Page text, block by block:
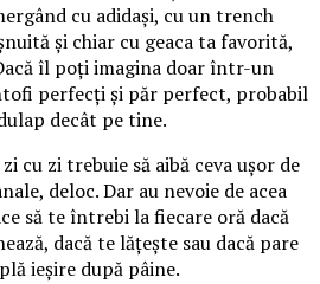
cu adidași, cu un trench
și chiar cu geaca ta favorită,
îl poți imagina doar într-un
perfecți și păr perfect, probabil
decât pe tine.
cu zi trebuie să aibă ceva ușor de
deloc. Dar au nevoie de acea
să te întrebi la fiecare oră dacă
dacă te lățește sau dacă pare
ieșire după pâine.